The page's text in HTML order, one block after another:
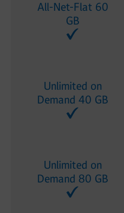
All-Net-Flat 60
GB
Unlimited on
Demand 40 GB
Unlimited on
Demand 80 GB